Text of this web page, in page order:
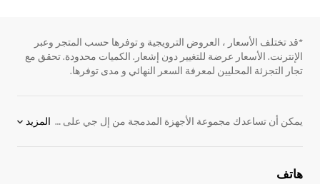
*قد تختلف الأسعار ، العروض الترويجية و توفرها حسب المتجر وعبر
الإنترنت. الأسعار عرضة للتغيير دون إشعار. الكميات محدودة. تحقق مع
تجار التجزئة المحليين لمعرفة السعر النهائي و مدى توفرها.
يمكن أن تساعدك مجموعة الأجهزة المدمجة من إل جي على إنشاء منزل عملي وجميل وموفّر، مع توفير المزيد من المساحات الفارغة ومنحك الوقت اللازم للتركيز على الصورة الأكبر. بفضل أجهزة المطبخ المتكاملة الأنيقة مع جميع الأجراس والصفارات والميزات المريحة المزودة بها وخاصية توفير الطاقة التي تحتاج إليها، تضع منتجاتنا معايير جديدة. تصفَّح كل أجهزتنا المنزلية المدمجة والملحقات وأنشئ المنزل الذي لطالما رغبت فيه. انظر كيف تجعل إل جي الحياة رائعة. المزيد
هاتف